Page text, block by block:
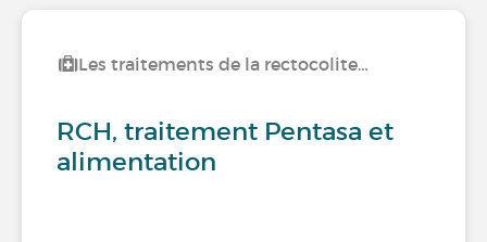
Les traitements de la rectocolite…
RCH, traitement Pentasa et
alimentation